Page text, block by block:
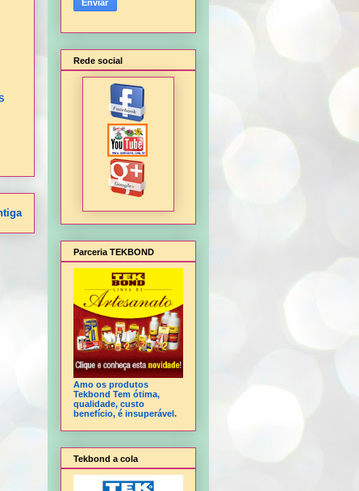
Rede social
Parceria TEKBOND
Amo os produtos
Tekbond Tem ótima,
qualidade, custo
benefício, é insuperável.
Tekbond a cola